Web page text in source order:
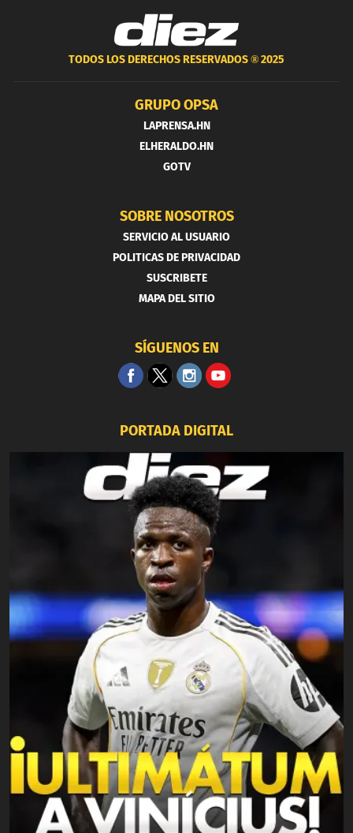
TODOS LOS DERECHOS RESERVADOS ®2025
GRUPO OPSA
LAPRENSA.HN
ELHERALDO.HN
GOTV
SOBRE NOSOTROS
SERVICIO AL USUARIO
POLITICAS DE PRIVACIDAD
SUSCRIBETE
MAPA DEL SITIO
SÍGUENOS EN
PORTADA DIGITAL